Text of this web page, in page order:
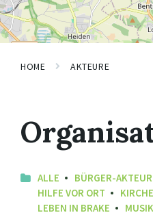
HOME AKTEURE
ALLE BÜRGER-
HILFE VOR ORT
LEBEN IN BRAKE